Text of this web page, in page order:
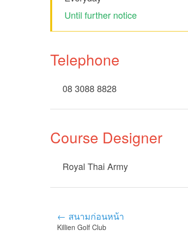
Until further notice
Telephone
08 3088 8828
Course Designer
Royal Thai Army
← สนามก่อนหน้า
Killien Golf Club